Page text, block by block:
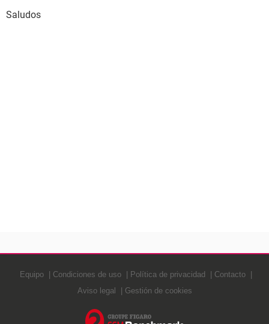
Saludos
Equipo Condiciones de uso Política de privacidad
Contacto
Aviso legal
Gestión de cookies